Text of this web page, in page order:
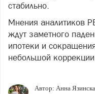
стабильно.
Мнения аналитиков
ждут заметного
ипотеки и
небольшой
Автор: Анна